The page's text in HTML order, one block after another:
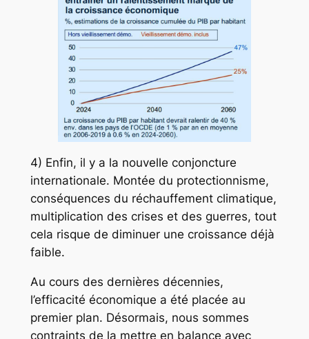
4) Enfin, il y a la nouvelle conjoncture
internationale. Montée du protectionnisme,
conséquences du réchauffement climatique,
multiplication des crises et des guerres, tout
cela risque de diminuer une croissance déjà
faible.
Au cours des dernières décennies,
l’efficacité économique a été placée au
premier plan. Désormais, nous sommes
contraints de la mettre en balance avec